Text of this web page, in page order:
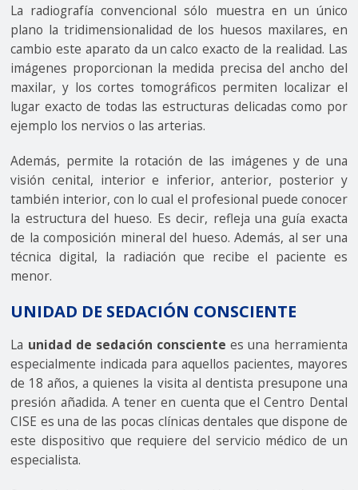
La radiografía convencional sólo muestra en un único
plano la tridimensionalidad de los huesos maxilares, en
cambio este aparato da un calco exacto de la realidad. Las
imágenes proporcionan la medida precisa del ancho del
maxilar, y los cortes tomográficos permiten localizar el
lugar exacto de todas las estructuras delicadas como por
ejemplo los nervios o las arterias.
Además, permite la rotación de las imágenes y de una
visión cenital, interior e inferior, anterior, posterior y
también interior, con lo cual el profesional puede conocer
la estructura del hueso. Es decir, refleja una guía exacta
de la composición mineral del hueso. Además, al ser una
técnica digital, la radiación que recibe el paciente es
menor.
UNIDAD DE SEDACIÓN CONSCIENTE
La unidad de sedación consciente es una herramienta
especialmente indicada para aquellos pacientes, mayores
de 18 años, a quienes la visita al dentista presupone una
presión añadida. A tener en cuenta que el Centro Dental
CISE es una de las pocas clínicas dentales que dispone de
este dispositivo que requiere del servicio médico de un
especialista.